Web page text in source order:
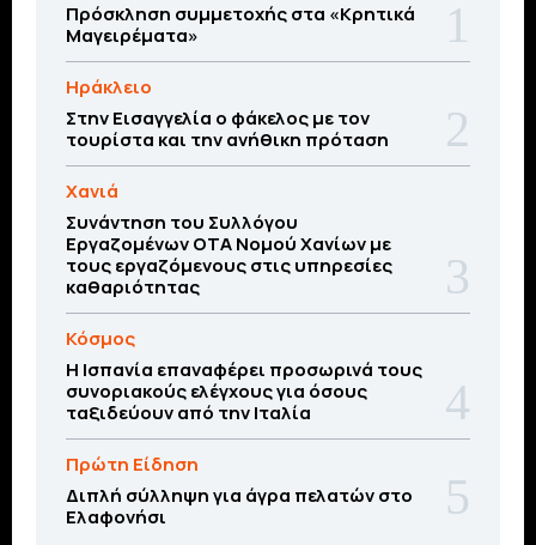
Πρόσκληση συμμετοχής στα «Κρητικά
Μαγειρέματα»
Ηράκλειο
Στην Εισαγγελία ο φάκελος με τον
τουρίστα και την ανήθικη πρόταση
Χανιά
Συνάντηση του Συλλόγου
Εργαζομένων ΟΤΑ Νομού Χανίων με
τους εργαζόμενους στις υπηρεσίες
καθαριότητας
Κόσμος
Η Ισπανία επαναφέρει προσωρινά τους
συνοριακούς ελέγχους για όσους
ταξιδεύουν από την Ιταλία
Πρώτη Είδηση
Διπλή σύλληψη για άγρα πελατών στο
Ελαφονήσι